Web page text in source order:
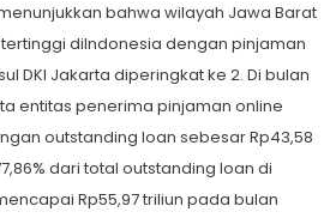
bahwa wilayah Jawa Barat
diIndonesia dengan pinjaman
DKI Jakarta diperingkat ke 2. Di bulan
entitas penerima pinjaman online
outstanding loan sebesar Rp43,58
dari total outstanding loan di
Rp55,97 triliun pada bulan